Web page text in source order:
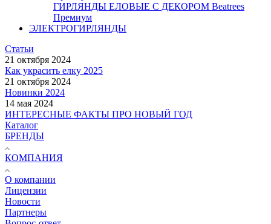
ГИРЛЯНДЫ ЕЛОВЫЕ С ДЕКОРОМ Beatrees
Премиум
ЭЛЕКТРОГИРЛЯНДЫ
Статьи
21 октября 2024
Как украсить елку 2025
21 октября 2024
Новинки 2024
14 мая 2024
ИНТЕРЕСНЫЕ ФАКТЫ ПРО НОВЫЙ ГОД
Каталог
БРЕНДЫ
КОМПАНИЯ
О компании
Лицензии
Новости
Партнеры